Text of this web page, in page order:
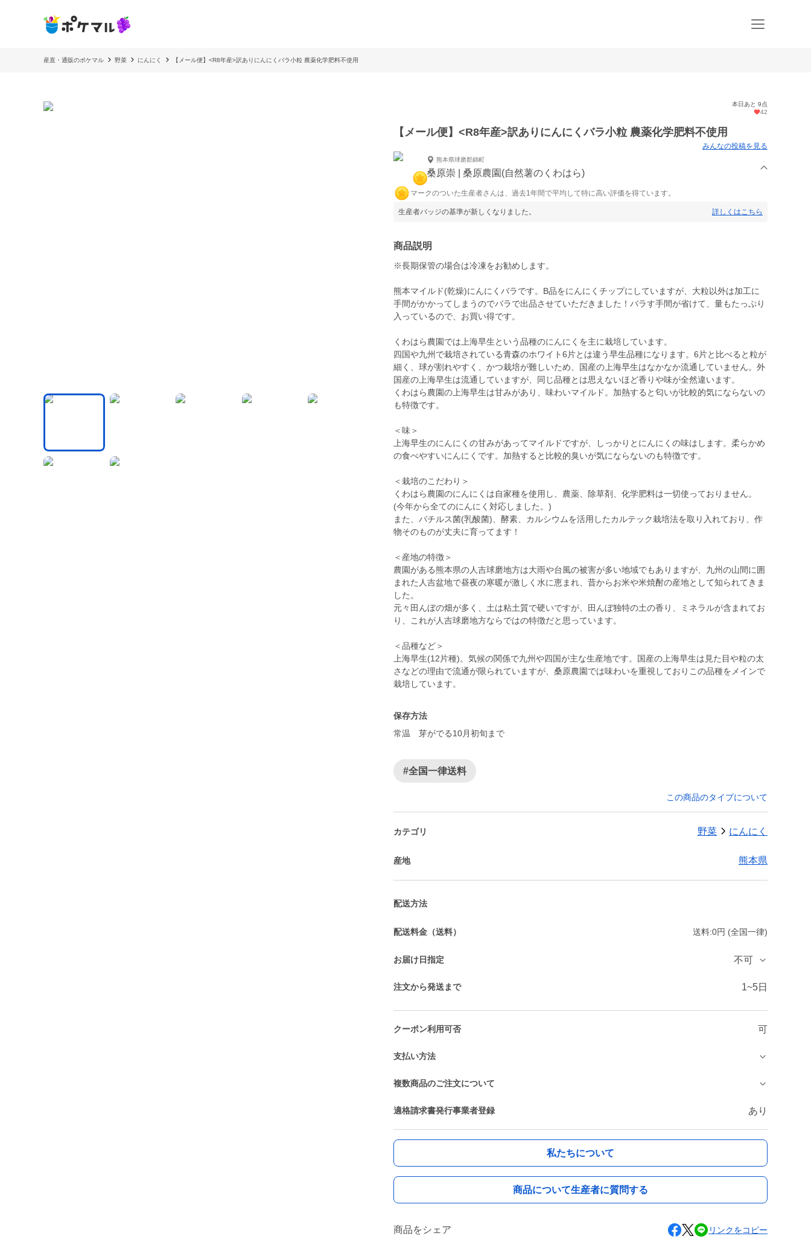
産直・通販のポケマル 野菜 にんにく 【メール便】<R8年産>訳ありにんにくバラ小粒 農薬化学肥料不使用
本日あと 9点
42
【メール便】<R8年産>訳ありにんにくバラ小粒 農薬化学肥料不使用
みんなの投稿を見る
熊本県球磨郡錦町
桑原崇 | 桑原農園(自然薯のくわはら)
マークのついた生産者さんは、過去1年間で平均して特に高い評価を得ています。
生産者バッジの基準が新しくなりました。 詳しくはこちら
商品説明
※長期保管の場合は冷凍をお勧めします。
熊本マイルド(乾燥)にんにくバラです。B品をにんにくチップにしていますが、大粒以外は加工に
手間がかかってしまうのでバラで出品させていただきました！バラす手間が省けて、量もたっぷり
入っているので、お買い得です。
くわはら農園では上海早生という品種のにんにくを主に栽培しています。
四国や九州で栽培されている青森のホワイト6片とは違う早生品種になります。6片と比べると粒が
細く、球が割れやすく、かつ栽培が難しいため、国産の上海早生はなかなか流通していません。外
国産の上海早生は流通していますが、同じ品種とは思えないほど香りや味が全然違います。
くわはら農園の上海早生は甘みがあり、味わいマイルド。加熱すると匂いが比較的気にならないの
も特徴です。
＜味＞
上海早生のにんにくの甘みがあってマイルドですが、しっかりとにんにくの味はします。柔らかめ
の食べやすいにんにくです。加熱すると比較的臭いが気にならないのも特徴です。
＜栽培のこだわり＞
くわはら農園のにんにくは自家種を使用し、農薬、除草剤、化学肥料は一切使っておりません。
(今年から全てのにんにく対応しました。)
また、バチルス菌(乳酸菌)、酵素、カルシウムを活用したカルテック栽培法を取り入れており、作
物そのものが丈夫に育ってます！
＜産地の特徴＞
農園がある熊本県の人吉球磨地方は大雨や台風の被害が多い地域でもありますが、九州の山間に囲
まれた人吉盆地で昼夜の寒暖が激しく水に恵まれ、昔からお米や米焼酎の産地として知られてきま
した。
元々田んぼの畑が多く、土は粘土質で硬いですが、田んぼ独特の土の香り、ミネラルが含まれてお
り、これが人吉球磨地方ならではの特徴だと思っています。
＜品種など＞
上海早生(12片種)。気候の関係で九州や四国が主な生産地です。国産の上海早生は見た目や粒の太
さなどの理由で流通が限られていますが、桑原農園では味わいを重視しておりこの品種をメインで
栽培しています。
保存方法
常温 芽がでる10月初旬まで
#全国一律送料
この商品のタイプについて
カテゴリ 野菜 にんにく
産地 熊本県
配送方法
配送料金（送料） 送料:0円 (全国一律)
お届け日指定 不可
注文から発送まで 1~5日
クーポン利用可否 可
支払い方法
複数商品のご注文について
適格請求書発行事業者登録 あり
私たちについて
商品について生産者に質問する
商品をシェア リンクをコピー